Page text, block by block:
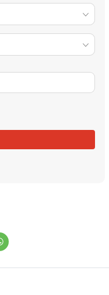
Mercedes-Benz
Opel